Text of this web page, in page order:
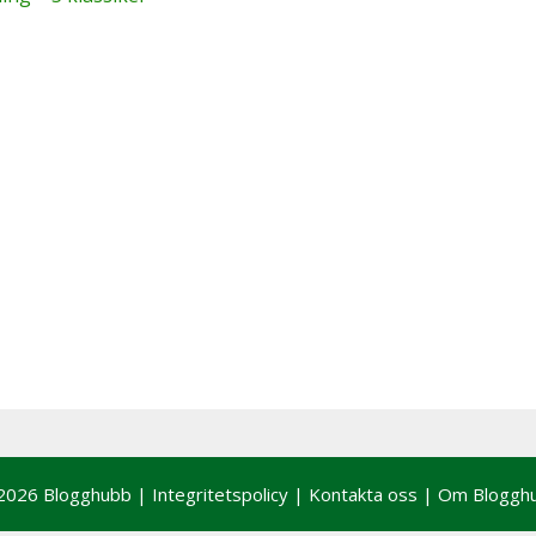
Blogghubb | Integritetspolicy | Kontakta oss | Om